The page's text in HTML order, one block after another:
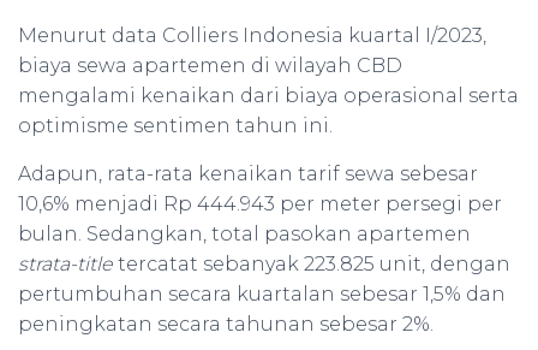
Menurut data Colliers Indonesia kuartal I/2023,
biaya sewa apartemen di wilayah CBD
mengalami kenaikan dari biaya operasional serta
optimisme sentimen tahun ini.
Adapun, rata-rata kenaikan tarif sewa sebesar
10,6% menjadi Rp 444.943 per meter persegi per
bulan. Sedangkan, total pasokan apartemen
strata-title tercatat sebanyak 223.825 unit, dengan
pertumbuhan secara kuartalan sebesar 1,5% dan
peningkatan secara tahunan sebesar 2%.